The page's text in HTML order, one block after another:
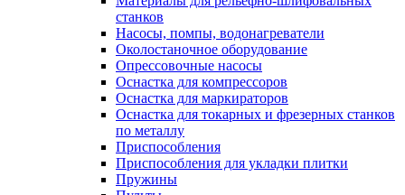
станков
Насосы, помпы, водонагреватели
Околостаночное оборудование
Опрессовочные насосы
Оснастка для компрессоров
Оснастка для маркираторов
Оснастка для токарных и фрезерных станков
по металлу
Приспособления
Приспособления для укладки плитки
Пружины